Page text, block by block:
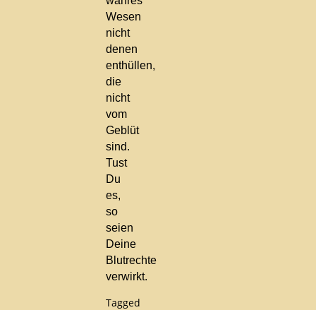
Wesen
nicht
denen
enthüllen,
die
nicht
vom
Geblüt
sind.
Tust
Du
es,
so
seien
Deine
Blutrechte
verwirkt.
Tagged